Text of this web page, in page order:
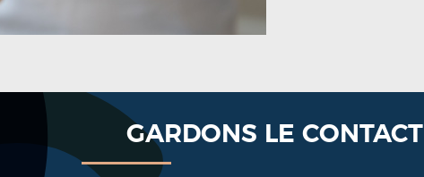
GARDONS LE CONTACT